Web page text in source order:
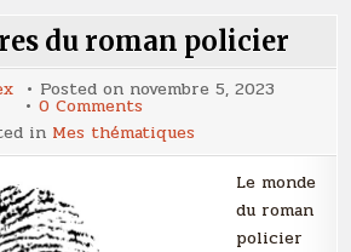
du roman policier
Posted on novembre 5, 2023
0 Commentson
Sous-
genres
du
in Mes thématiques
Le monde
du roman
policier